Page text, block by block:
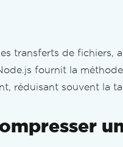
transferts de
fournit la méthode
réduisant souvent la